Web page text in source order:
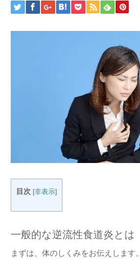
目次 [非表示]
一般的な逆流性食道炎とは
まずは、体のしくみをお伝えします。